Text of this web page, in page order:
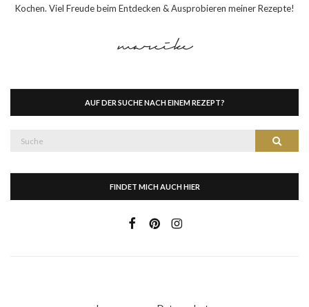
Kochen. Viel Freude beim Entdecken & Ausprobieren meiner Rezepte!
AUF DER SUCHE NACH EINEM REZEPT?
Suche
FINDET MICH AUCH HIER